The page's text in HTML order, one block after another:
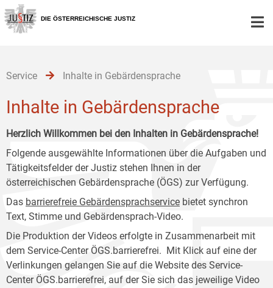
Zur
Hauptnavigation
[1]
Zum
Inhalt
[2]
Zum
Untermenü
[3]
DIE ÖSTERREICHISCHE JUSTIZ
Service Inhalte in Gebärdensprache
Inhalte in Gebärdensprache
Herzlich Willkommen bei den Inhalten in Gebärdensprache!
Folgende ausgewählte Informationen über die Aufgaben und
Tätigkeitsfelder der Justiz stehen Ihnen in der
österreichischen Gebärdensprache (ÖGS) zur Verfügung.
Das barrierefreie Gebärdensprachservice bietet synchron
Text, Stimme und Gebärdensprach-Video.
Die Produktion der Videos erfolgte in Zusammenarbeit mit
dem Service-Center ÖGS.barrierefrei. Mit Klick auf eine der
Verlinkungen gelangen Sie auf die Website des Service-
Center ÖGS.barrierefrei, auf der Sie sich das jeweilige Video